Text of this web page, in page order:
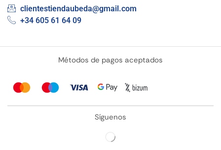
clientestiendaubeda@gmail.com
+34 605 61 64 09
Métodos de pagos aceptados
Síguenos